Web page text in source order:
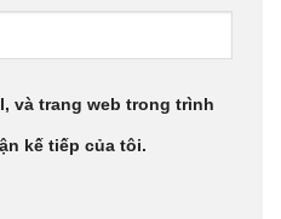
và trang web trong trình
kế tiếp của tôi.